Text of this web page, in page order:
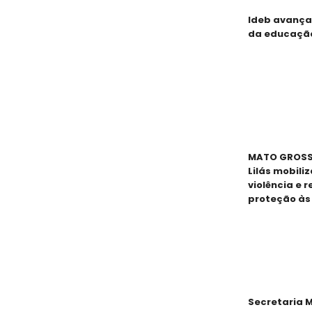
Ideb
da
MATO
Lilás
violência e
proteção
Secretaria